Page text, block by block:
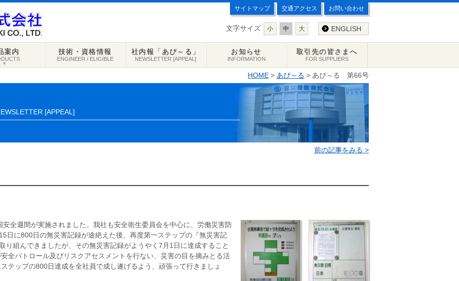
サイトマップ 交通アクセス お問い合わせ
文字サイズ 小 中 大 ENGLISH
▼
案内 技術・資格情報
ENGINEER / ELIGIBLE
社内報「あぴ～る」
NEWSLETTER [APPEAL]
お知らせ
INFORMATION
取引先の皆さまへ
FOR SUPPLIERS
HOME > あぴ～る > あぴ～る 第66号
[APPEAL]
前の記事をみる >
全週間が実施されました。我社も安全衛生委員会を中心に、労働災害防
日に800日の無災害記録が途絶えた後、再度第一ステップの『無災害記
り組んできましたが、その無災害記録がようやく7月1日に達成すること
全パトロール及びリスクアセスメントを行ない、災害の目を摘みとる活
テップの800日達成を全社員で成し遂げるよう、頑張って行きましょ